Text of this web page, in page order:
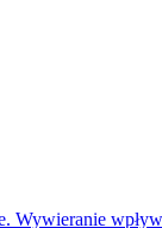
Wywieranie